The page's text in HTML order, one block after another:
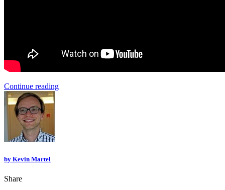
Continue reading
by Kevin Martel
Share